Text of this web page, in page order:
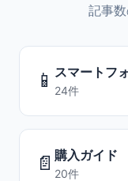
記事
📱 スマートフ
24件
📄 購入ガイド
20件